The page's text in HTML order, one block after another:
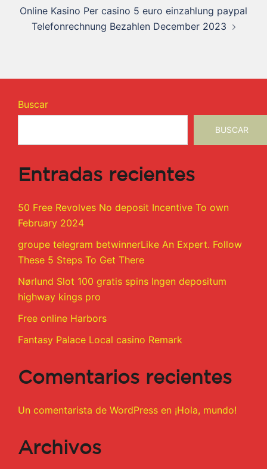
Online Kasino Per casino 5 euro einzahlung paypal
Telefonrechnung Bezahlen December 2023
Buscar
BUSCAR
Entradas recientes
50 Free Revolves No deposit Incentive To own
February 2024
groupe telegram betwinnerLike An Expert. Follow
These 5 Steps To Get There
Nørlund Slot 100 gratis spins Ingen depositum
highway kings pro
Free online Harbors
Fantasy Palace Local casino Remark
Comentarios recientes
Un comentarista de WordPress en ¡Hola, mundo!
Archivos